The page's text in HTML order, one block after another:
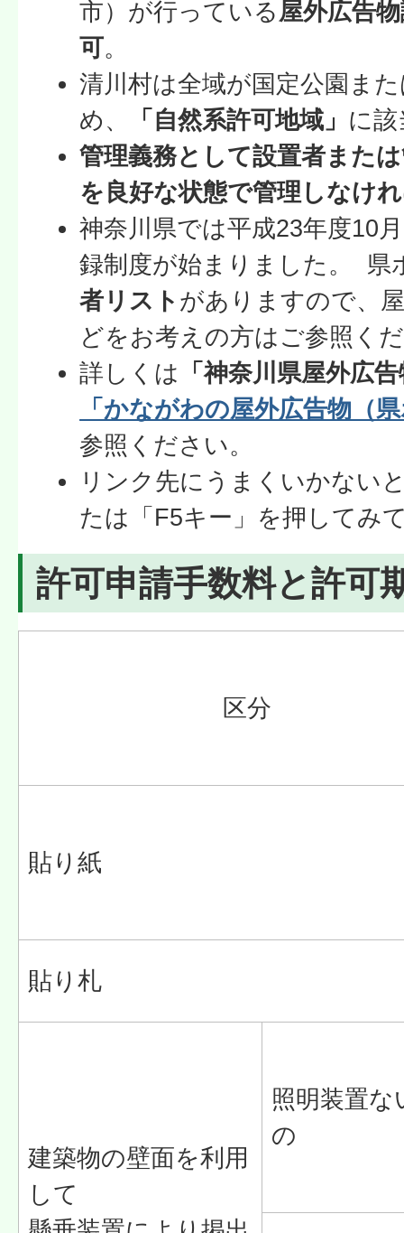
市）が行っている屋外広告
可。
清川村は全域が国定公園ま
め、
「自然系許可地域」 に
管理義務として設置者また
を良好な状態で管理しなけ
神奈川県では平成23年度10
録制度が始まりました。 県
者リスト がありますので、
どをお考えの方はご参照く
詳しくは 「神奈川県屋外広
「かながわの屋外広告物（
参照ください。
リンク先にうまくいかない
たは「F5キー」を押してみ
許可申請手数料と許可
区分
貼り紙
貼り札
建築物の壁面を利用
して
照明装置な
の